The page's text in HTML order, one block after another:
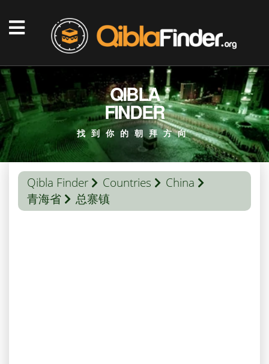
QIBLA
FINDER
找到你的朝拜方向
Qibla Finder Countries
China
青海省
总寨镇